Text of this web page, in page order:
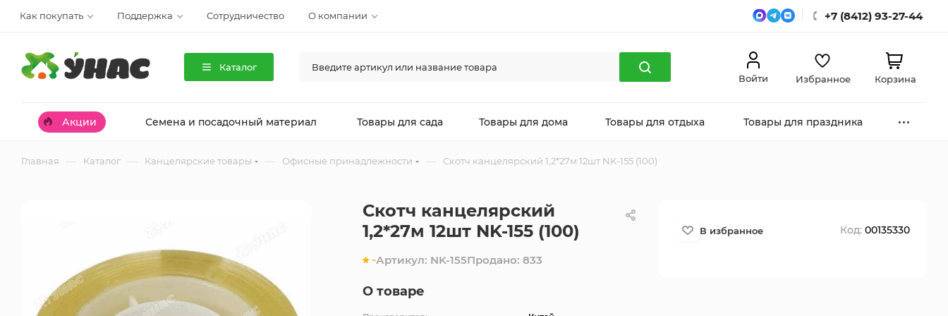
Как покупать Поддержка Сотрудничество О компании +7 (8412) 93-27-44
Каталог
Войти
Избранное Корзина
Акции Семена и посадочный материал Товары для сада Товары для дома Товары для отдыха Товары для праздника
Главная — Каталог — Канцелярские товары — Офисные принадлежности — Скотч канцелярский 1,2*27м 12шт NK-155 (100)
Скотч канцелярский
1,2*27м 12шт NK-155 (100)
-Артикул: NK-155Продано: 833
О товаре
Код: 00135330